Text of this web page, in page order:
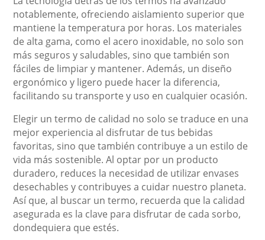
notablemente, ofreciendo aislamiento superior que
mantiene la temperatura por horas. Los materiales
de alta gama, como el acero inoxidable, no solo son
más seguros y saludables, sino que también son
fáciles de limpiar y mantener. Además, un diseño
ergonómico y ligero puede hacer la diferencia,
facilitando su transporte y uso en cualquier ocasión.
Elegir un termo de calidad no solo se traduce en una
mejor experiencia al disfrutar de tus bebidas
favoritas, sino que también contribuye a un estilo de
vida más sostenible. Al optar por un producto
duradero, reduces la necesidad de utilizar envases
desechables y contribuyes a cuidar nuestro planeta.
Así que, al buscar un termo, recuerda que la calidad
asegurada es la clave para disfrutar de cada sorbo,
dondequiera que estés.